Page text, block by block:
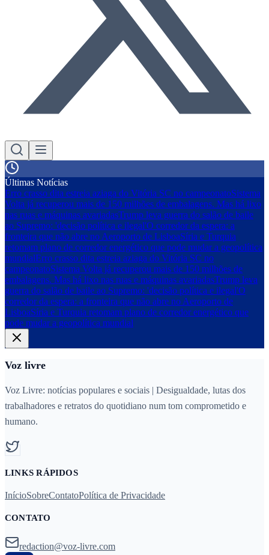
Últimas Notícias
Erro crasso dita estreia aziaga do Vitória SC no campeonatoSistema
Volta já recuperou mais de 150 milhões de embalagens. Mas há lixo
nas ruas e máquinas avariadasTrump leva guerra do salão de baile
ao Supremo: 'decisão política e ilegal'O corredor da espera: a
fronteira que não abre no Aeroporto de LisboaSíria e Turquia
retomam plano de corredor energético que pode mudar a geopolítica
mundialErro crasso dita estreia aziaga do Vitória SC no
campeonatoSistema Volta já recuperou mais de 150 milhões de
embalagens. Mas há lixo nas ruas e máquinas avariadasTrump leva
guerra do salão de baile ao Supremo: 'decisão política e ilegal'O
corredor da espera: a fronteira que não abre no Aeroporto de
LisboaSíria e Turquia retomam plano de corredor energético que
pode mudar a geopolítica mundial
Voz livre
Voz Livre: notícias populares e sociais | Desigualdade, lutas dos
trabalhadores e retratos do quotidiano num tom comprometido e
humano.
LINKS RÁPIDOS
InícioSobreContatoPolítica de Privacidade
CONTATO
redaction@voz-livre.com